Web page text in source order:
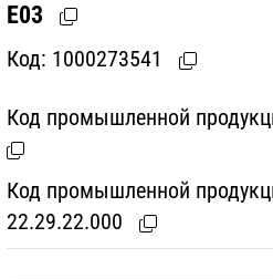
E03
Код: 1000273541
Код промышленной
Код промышленной
22.29.22.000